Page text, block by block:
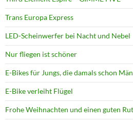
Trans Europa Express
LED-Scheinwerfer bei Nacht und Nebel
Nur fliegen ist schöner
E-Bikes für Jungs, die damals schon
E-Bike verleiht Flügel
Frohe Weihnachten und einen guten